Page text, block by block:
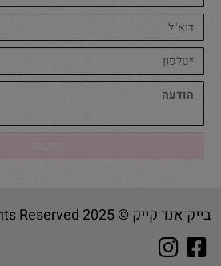
בייק אנד קייק © 2025 All Rights Reserved